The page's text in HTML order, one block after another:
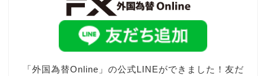
「外国為替Online」の公式LINEができました！友だ